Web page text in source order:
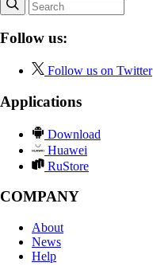
Follow us:
Follow us on Twitter
Applications
Download
Huawei
RuStore
COMPANY
About
News
Help